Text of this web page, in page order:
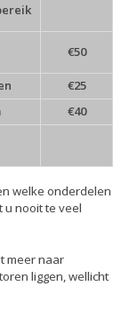
€50
€25
€40
welke onderdelen
nooit te veel
meer naar
liggen, wellicht